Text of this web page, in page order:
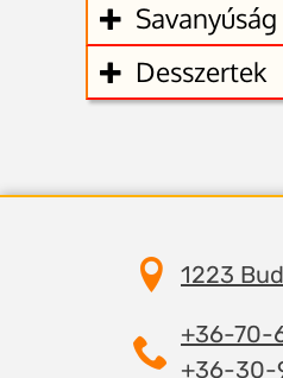
Savanyúság
Desszertek
1223
+36-70-
+36-30-